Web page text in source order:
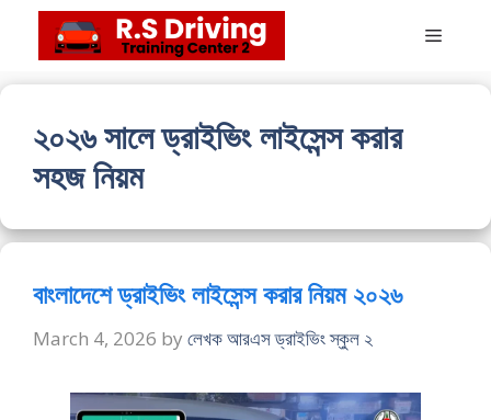
content
Menu
২০২৬ সালে ড্রাইভিং লাইসেন্স করার
সহজ নিয়ম
বাংলাদেশে ড্রাইভিং লাইসেন্স করার নিয়ম ২০২৬
March 4, 2026 by লেখক আরএস ড্রাইভিং স্কুল ২